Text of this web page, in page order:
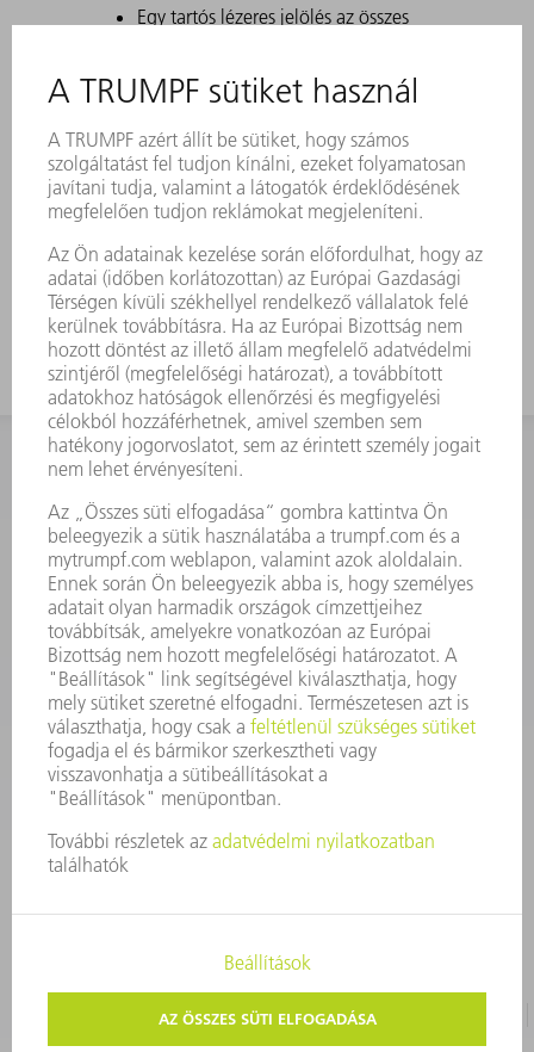
Egy tartós lézeres jelölés az összes
szerszámról.
A Data Matrix kód segítségével
minden szerszám egyértelműen
azonosítható.
A megmunkálási tartományok lézerrel
edzettek.
Szerszám-módosítások kérésre
kaphatók.
KAPCSOLAT
Szerszám
3628576045
08.00 - 16.30
szerszam@hu.trumpf.com
KAPCSOLAT
Alkatrész
3628576035
08.00 - 16.30
alkatresz@hu.trumpf.com
ADATVÉDELEM
SZERZŐI JOG ÉS MÁRKAJELZÉS
HASZNÁLATI FELTÉTELEK
ÁSZF ÉS EGYÉB DOKUMENTUMOK